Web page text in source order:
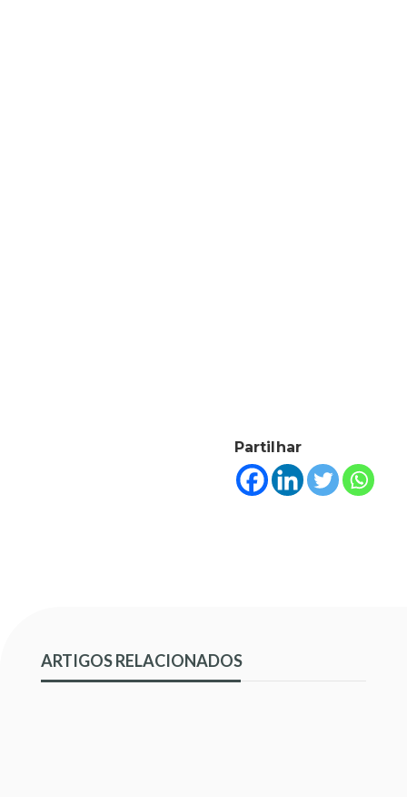
Partilhar
ARTIGOS RELACIONADOS